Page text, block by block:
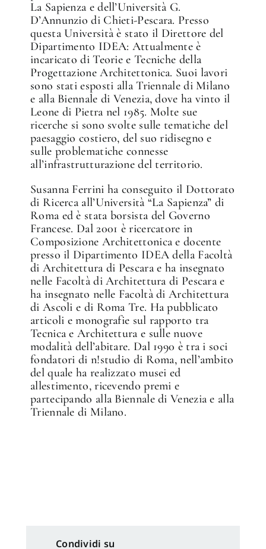
La Sapienza e dell’Università G.
D’Annunzio di Chieti-Pescara. Presso
questa Università è stato il Direttore del
Dipartimento IDEA: Attualmente è
incaricato di Teorie e Tecniche della
Progettazione Architettonica. Suoi lavori
sono stati esposti alla Triennale di Milano
e alla Biennale di Venezia, dove ha vinto il
Leone di Pietra nel 1985. Molte sue
ricerche si sono svolte sulle tematiche del
paesaggio costiero, del suo ridisegno e
sulle problematiche connesse
all’infrastrutturazione del territorio.
Susanna Ferrini ha conseguito il Dottorato
di Ricerca all’Università “La Sapienza” di
Roma ed è stata borsista del Governo
Francese. Dal 2001 è ricercatore in
Composizione Architettonica e docente
presso il Dipartimento IDEA della Facoltà
di Architettura di Pescara e ha insegnato
nelle Facoltà di Architettura di Pescara e
ha insegnato nelle Facoltà di Architettura
di Ascoli e di Roma Tre. Ha pubblicato
articoli e monografie sul rapporto tra
Tecnica e Architettura e sulle nuove
modalità dell’abitare. Dal 1990 è tra i soci
fondatori di n!studio di Roma, nell’ambito
del quale ha realizzato musei ed
allestimento, ricevendo premi e
partecipando alla Biennale di Venezia e alla
Triennale di Milano.
Condividi su